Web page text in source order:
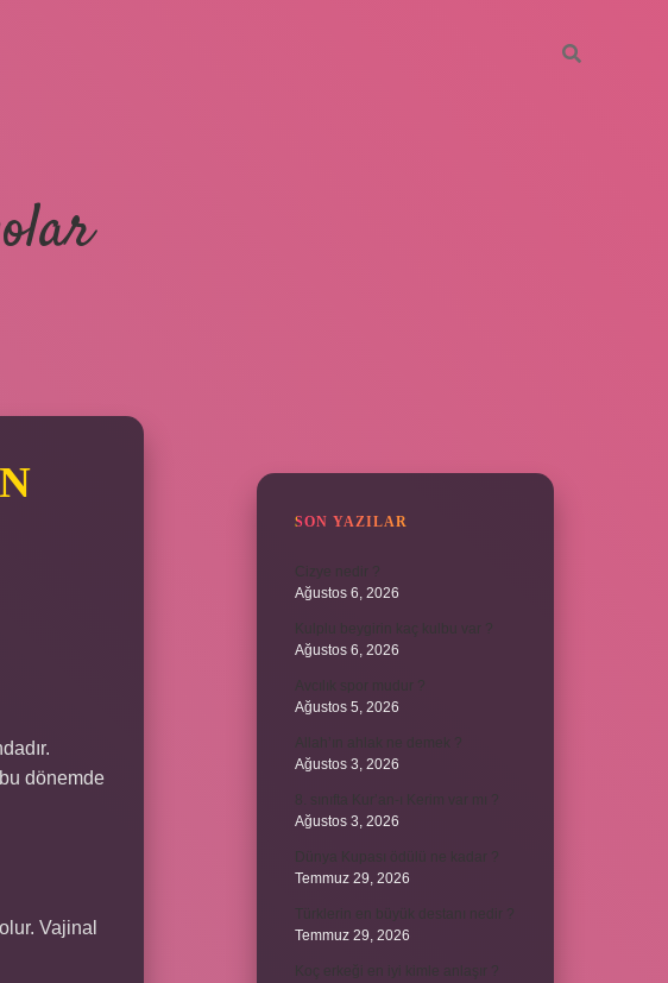
bu dönemde
Vajinal
SON YAZILAR
Cizye nedir ?
Ağustos 6, 2026
Kulplu beygirin kaç kulbu var ?
Ağustos 6, 2026
Avcılık spor mudur ?
Ağustos 5, 2026
Allah’ın ahlak ne demek ?
Ağustos 3, 2026
8. sınıfta Kur’an-ı Kerim var mı ?
Ağustos 3, 2026
Dünya Kupası ödülü ne kadar ?
Temmuz 29, 2026
Türklerin en büyük destanı nedir ?
Temmuz 29, 2026